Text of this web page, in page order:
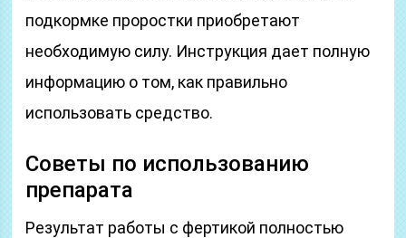
подкормке проростки приобретают
необходимую силу. Инструкция дает полную
информацию о том, как правильно
использовать средство.
Советы по использованию
препарата
Результат работы с фертикой полностью